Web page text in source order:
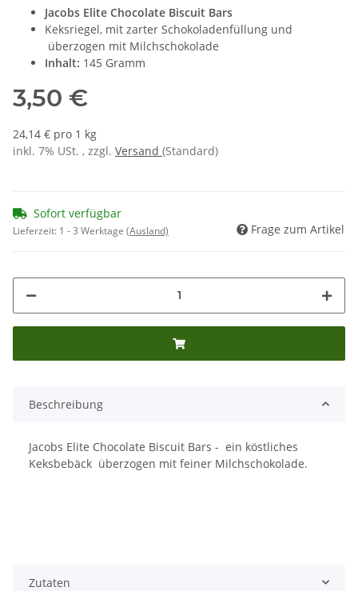
Jacobs Elite Chocolate Biscuit Bars
Keksriegel, mit zarter Schokoladenfüllung und
überzogen mit Milchschokolade
Inhalt: 145 Gramm
3,50 €
24,14 € pro 1 kg
inkl. 7% USt. , zzgl. Versand (Standard)
Sofort verfügbar
Lieferzeit: 1 - 3 Werktage (Ausland) Frage zum Artikel
Beschreibung
Jacobs Elite Chocolate Biscuit Bars - ein köstliches
Keksbebäck überzogen mit feiner Milchschokolade.
Zutaten